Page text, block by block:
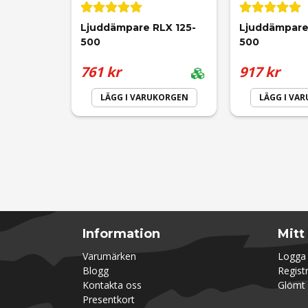
Ljuddämpare RLX 125-
500
761 kr
LÄGG I VARUKORGEN
500
917 kr
LÄGG I
Information
Varumärken
Blogg
Kontakta oss
Presentkort
Mitt
Logga
Glömt